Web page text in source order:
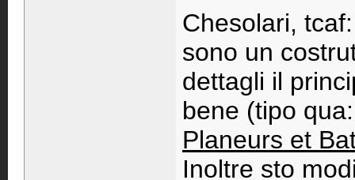
Chesolari,
sono un
dettagli il
bene (tipo
Planeurs et
Inoltre sto